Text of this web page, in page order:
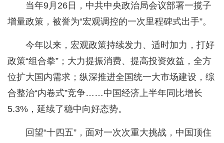
当年9月26日，中共中央政治局会议部署一揽子
增量政策，被誉为“宏观调控的一次里程碑式出手”。
今年以来，宏观政策持续发力、适时加力，打好
政策“组合拳”；大力提振消费、提高投资效益，全方
位扩大国内需求；纵深推进全国统一大市场建设，综
合整治“内卷式”竞争……中国经济上半年同比增长
5.3%，延续了稳中向好态势。
回望“十四五”，面对一次次重大挑战，中国顶住